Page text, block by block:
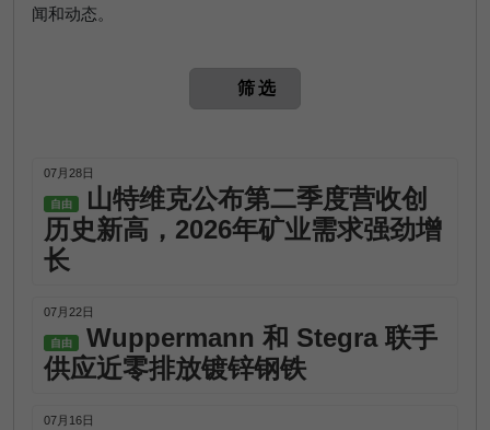
闻和动态。
筛选
07月28日
自由
山特维克公布第二季度营收创
历史新高，2026年矿业需求强劲增
长
07月22日
自由
Wuppermann 和 Stegra 联手
供应近零排放镀锌钢铁
07月16日